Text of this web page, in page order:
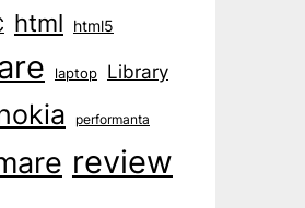
html html5
laptop Library
performanta
review